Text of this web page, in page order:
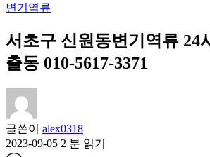
변기역류
서초구 신원동변기역류 24
출동 010-5617-3371
글쓴이 alex0318
2023-09-05 2 분 읽기